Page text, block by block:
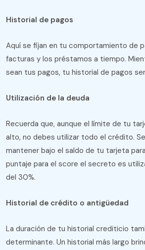
Historial de pagos
Aquí se fijan en tu comportamiento de
facturas y los préstamos a tiempo.
sean tus pagos, tu historial de pagos
Utilización de la deuda
Recuerda que, aunque el límite de tu
alto, no debes utilizar todo el crédito.
mantener bajo el saldo de tu tarjeta
puntaje para el score el secreto es
del 30%.
Historial de crédito o antigüedad
La duración de tu historial crediticio
determinante. Un historial más largo